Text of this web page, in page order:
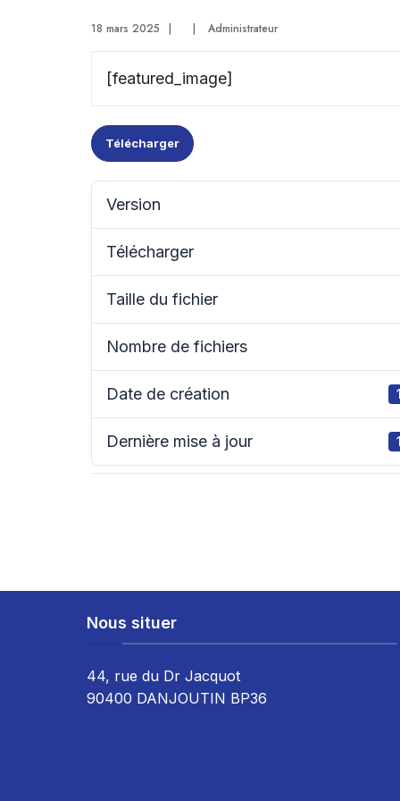
18 mars 2025 | | Administrateur
[featured_image]
Télécharger
Version
Télécharger
Taille du fichier
Nombre de fichiers
Date de création
Dernière mise à jour
Nous situer
44, rue du Dr Jacquot
90400 DANJOUTIN BP36